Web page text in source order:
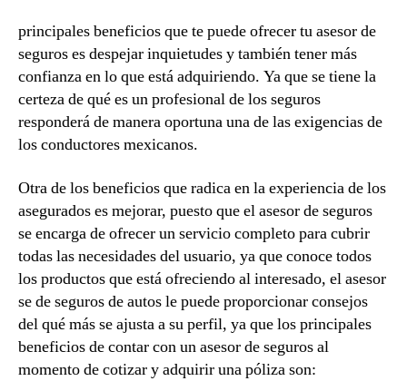
principales beneficios que te puede ofrecer tu asesor de
seguros es despejar inquietudes y también tener más
confianza en lo que está adquiriendo. Ya que se tiene la
certeza de qué es un profesional de los seguros
responderá de manera oportuna una de las exigencias de
los conductores mexicanos.
Otra de los beneficios que radica en la experiencia de los
asegurados es mejorar, puesto que el asesor de seguros
se encarga de ofrecer un servicio completo para cubrir
todas las necesidades del usuario, ya que conoce todos
los productos que está ofreciendo al interesado, el asesor
se de seguros de autos le puede proporcionar consejos
del qué más se ajusta a su perfil, ya que los principales
beneficios de contar con un asesor de seguros al
momento de cotizar y adquirir una póliza son: